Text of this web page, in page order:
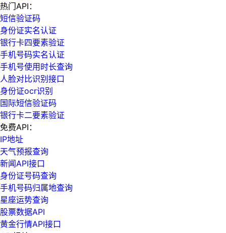
热门API：
短信验证码
身份证实名认证
银行卡四要素验证
手机号码实名认证
手机号使用时长查询
人脸对比识别接口
身份证ocr识别
国际短信验证码
银行卡二要素验证
免费API：
IP地址
天气预报查询
新闻API接口
身份证号码查询
手机号码归属地查询
星座运势查询
股票数据API
黄金行情API接口